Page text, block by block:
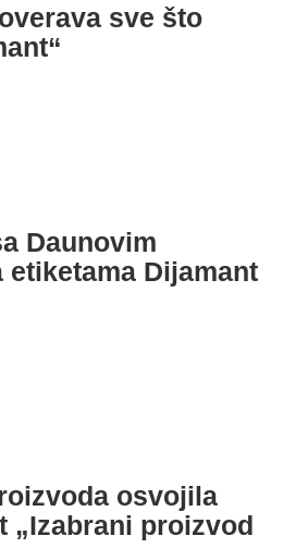
sve što
Daunovim
etiketama Dijamant
osvojila
„Izabrani proizvod